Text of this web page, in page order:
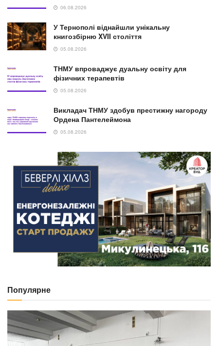
06.08.2026
У Тернополі віднайшли унікальну
книгозбірню XVII століття
05.08.2026
ТНМУ впроваджує дуальну освіту для
фізичних терапевтів
05.08.2026
Викладач ТНМУ здобув престижну нагороду
Ордена Пантелеймона
05.08.2026
Популярне